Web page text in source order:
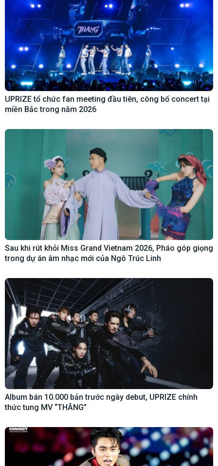
UPRIZE tổ chức fan meeting đầu tiên, công bố concert tại
miền Bắc trong năm 2026
Sau khi rút khỏi Miss Grand Vietnam 2026, Pháo góp giọng
trong dự án âm nhạc mới của Ngô Trúc Linh
Album bán 10.000 bản trước ngày debut, UPRIZE chính
thức tung MV “THĂNG”